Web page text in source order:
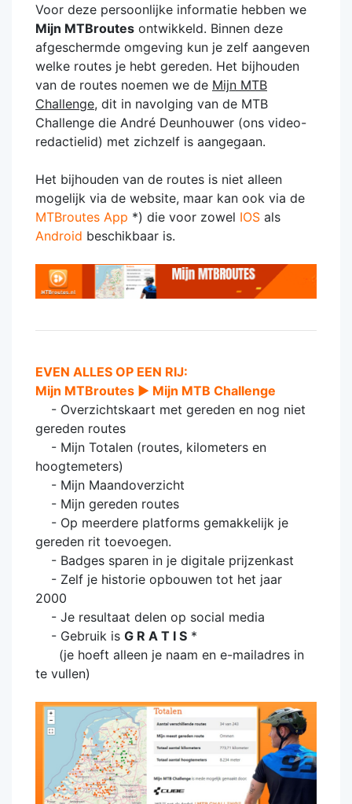
Voor deze persoonlijke informatie hebben we
Mijn MTBroutes ontwikkeld. Binnen deze
afgeschermde omgeving kun je zelf aangeven
welke routes je hebt gereden. Het bijhouden
van de routes noemen we de Mijn MTB
Challenge, dit in navolging van de MTB
Challenge die André Deunhouwer (ons video-
redactielid) met zichzelf is aangegaan.
Het bijhouden van de routes is niet alleen
mogelijk via de website, maar kan ook via de
MTBroutes App *) die voor zowel IOS als
Android beschikbaar is.
EVEN ALLES OP EEN RIJ:
Mijn MTBroutes ► Mijn MTB Challenge
- Overzichtskaart met gereden en nog niet
gereden routes
- Mijn Totalen (routes, kilometers en
hoogtemeters)
- Mijn Maandoverzicht
- Mijn gereden routes
- Op meerdere platforms gemakkelijk je
gereden rit toevoegen.
- Badges sparen in je digitale prijzenkast
- Zelf je historie opbouwen tot het jaar
2000
- Je resultaat delen op social media
- Gebruik is G R A T I S *
(je hoeft alleen je naam en e-mailadres in
te vullen)